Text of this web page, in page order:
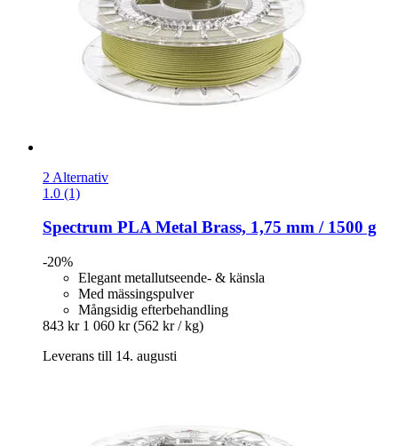
2 Alternativ
1.0 (1)
Spectrum PLA Metal Brass, 1,75 mm / 1500 g
-20%
Elegant metallutseende- & känsla
Med mässingspulver
Mångsidig efterbehandling
843 kr 1 060 kr (562 kr / kg)
Leverans till 14. augusti